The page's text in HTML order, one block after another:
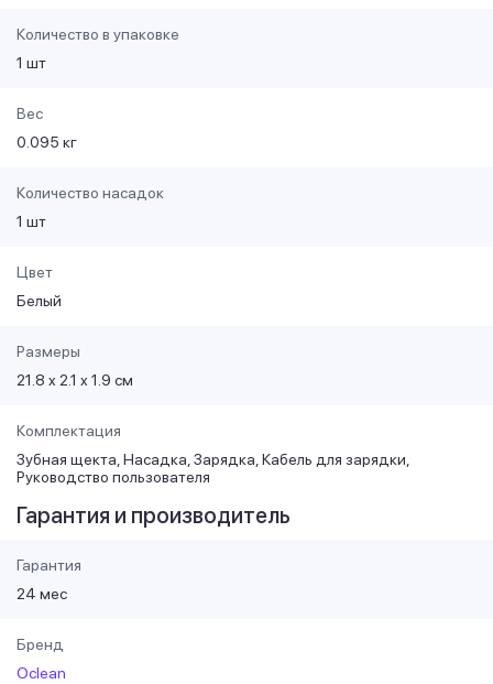
Количество в упаковке
1 шт
Вес
0.095 кг
Количество насадок
1 шт
Цвет
Белый
Размеры
21.8 x 2.1 x 1.9 см
Комплектация
Зубная щекта, Насадка, Зарядка, Кабель для зарядки,
Руководство пользователя
Гарантия и производитель
Гарантия
24 мес
Бренд
Oclean